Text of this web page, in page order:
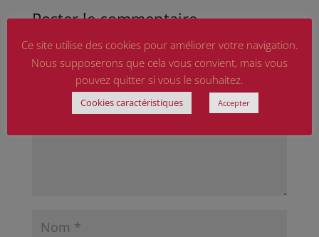
Poster le commentaire
Votre adresse e-mail ne sera pas publiée. Les
champs obligatoires sont indiqués avec*
Ce site utilise des cookies pour améliorer votre navigation.
Nous supposerons que cela vous convient, mais vous
pouvez quitter si vous le souhaitez.
Cookies caractéristiques Accepter